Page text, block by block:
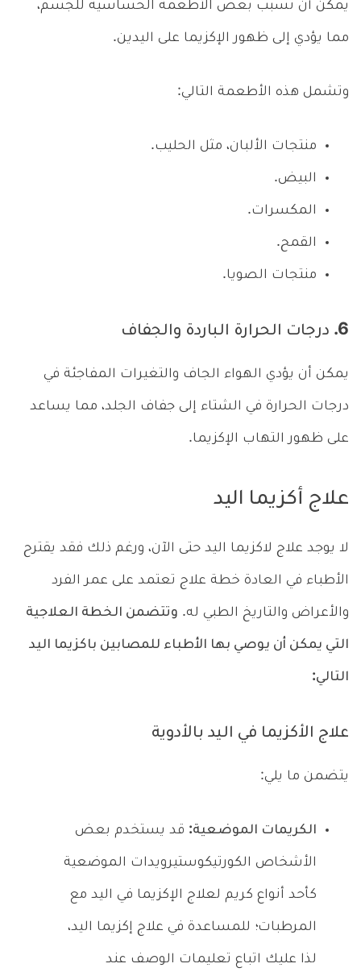
يمكن أن تسبب بعض الأطعمة الحساسية للجسم،
مما يؤدي إلى ظهور الإكزيما على اليدين.
وتشمل هذه الأطعمة التالي:
منتجات الألبان، مثل الحليب.
البيض.
المكسرات.
القمح.
منتجات الصويا.
6. درجات الحرارة الباردة والجفاف
يمكن أن يؤدي الهواء الجاف والتغيرات المفاجئة في
درجات الحرارة في الشتاء إلى جفاف الجلد، مما يساعد
على ظهور التهاب الإكزيما.
علاج أكزيما اليد
لا يوجد علاج لاكزيما اليد حتى الآن، ورغم ذلك فقد يقترح
الأطباء في العادة خطة علاج تعتمد على عمر الفرد
والأعراض والتاريخ الطبي له. وتتضمن الخطة العلاجية
التي يمكن أن يوصي بها الأطباء للمصابين باكزيما اليد
التالي:
علاج الأكزيما في اليد بالأدوية
يتضمن ما يلي:
الكريمات الموضعية: قد يستخدم بعض
الأشخاص الكورتيكوستيرويدات الموضعية
كأحد أنواع كريم لعلاج الإكزيما في اليد مع
المرطبات؛ للمساعدة في علاج إكزيما اليد،
لذا عليك اتباع تعليمات الوصف عند